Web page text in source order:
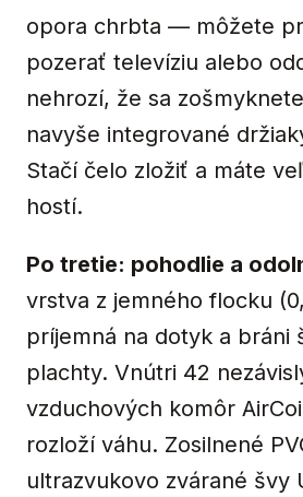
opora chrbta — môžete
pozerať televíziu alebo
nehrozí, že sa
navyše integrované
Stačí čelo zložiť a máte
hostí.
Po tretie: pohodlie a
vrstva z jemného flocku
príjemná na dotyk a bráni
plachty. Vnútri 42
vzduchových komôr
rozloží váhu. Zosilnené
ultrazvukovo zvárané švy